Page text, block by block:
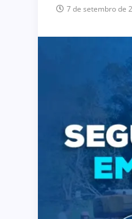
7 de setembro de